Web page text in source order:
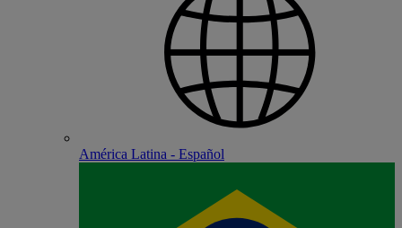
América Latina - Español